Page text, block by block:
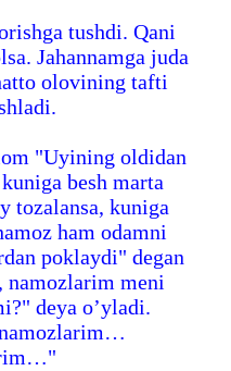
tushdi. Qani
Jahannamga juda
olovining tafti
"Uyining oldidan
besh marta
tozalansa, kuniga
ham odamni
poklaydi" degan
namozlarim meni
deya o’yladi.